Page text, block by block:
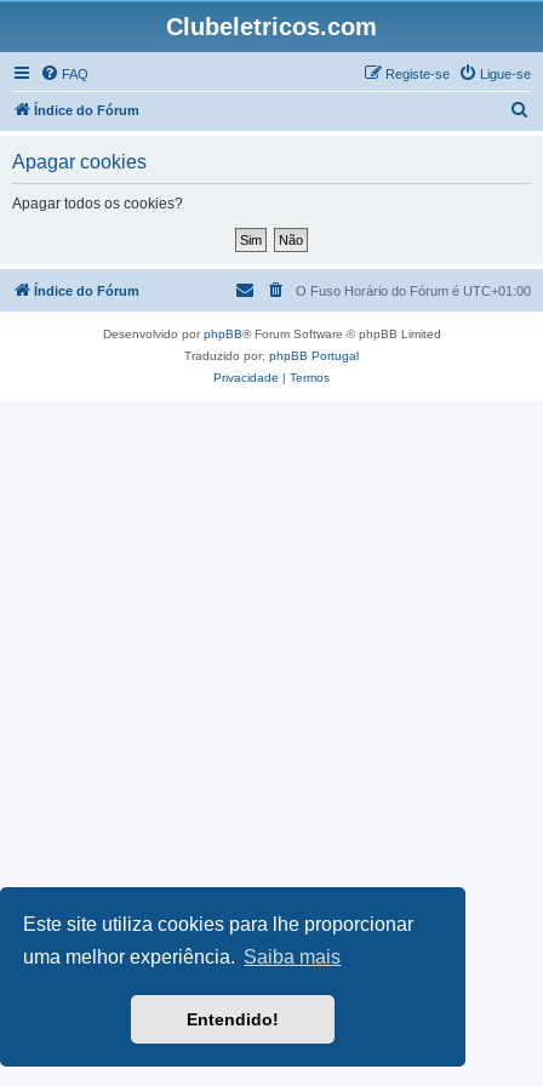
Este site utiliza cookies para lhe proporcionar
uma melhor experiência. Saiba mais
Entendido!
Clubeletricos.com
FAQ Ligue-se
Registe-se
Índice do Fórum
a
Apagar cookies
Apagar todos os cookies?
Índice do Fórum O Fuso Horário do Fórum é UTC+01:00
Desenvolvido porphpBB® Forum Software © phpBB Limited
Traduzido por: phpBB Portugal
Privacidade | Termos